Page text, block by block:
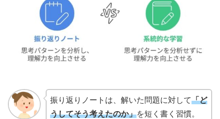
振り返りノートは、解いた問題に対して「ど
うしてそう考えたのか」を短く書く習慣。